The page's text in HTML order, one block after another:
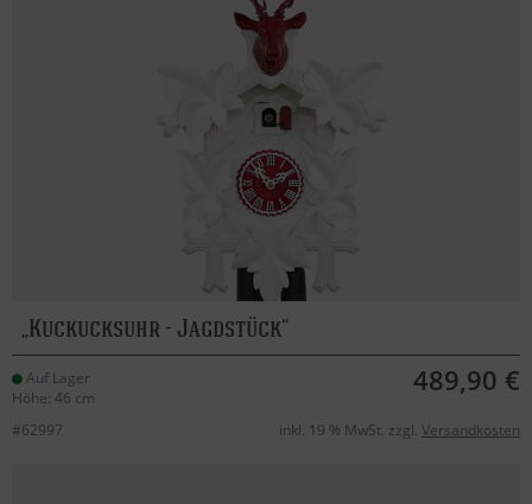
Kuckucksuhr - Jagdstück
Auf Lager
Höhe: 46 cm
489,90 €
#62997 inkl. 19 % MwSt. zzgl. Versandkosten